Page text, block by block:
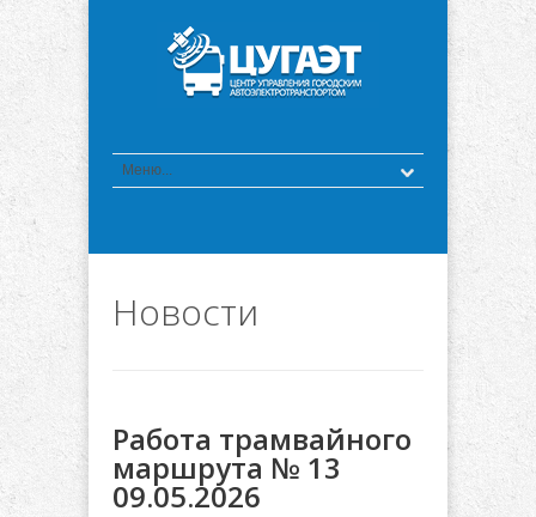
Новости
Работа трамвайного
маршрута № 13
09.05.2026